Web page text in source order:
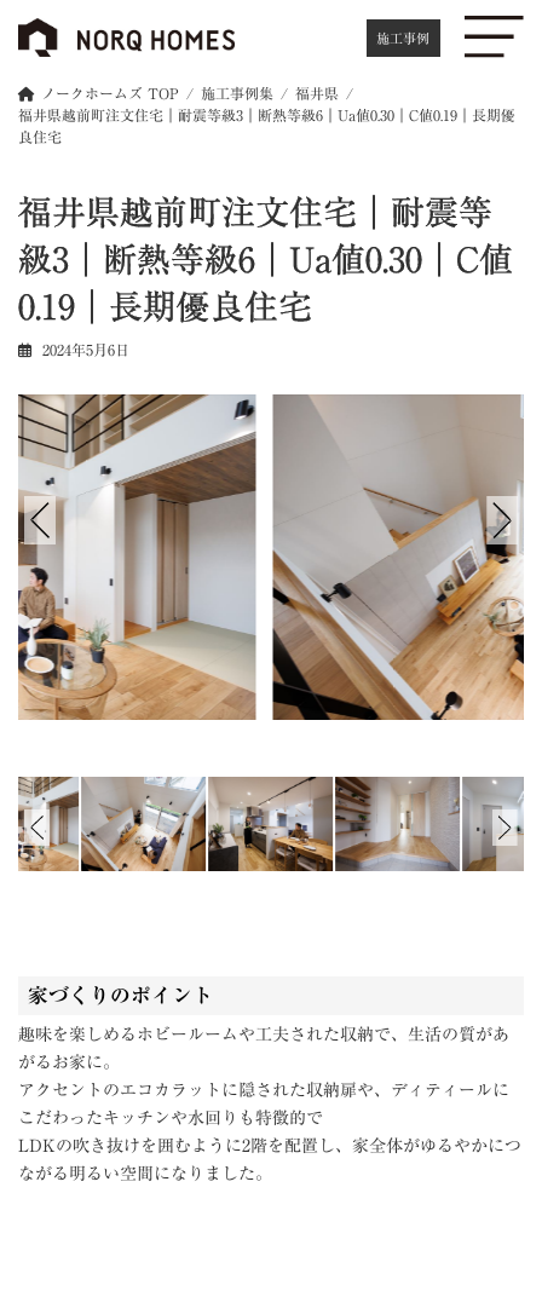
施工事例
ノークホームズ TOP 施工事例集
福井県
福井県越前町注文住宅｜耐震等級3｜断熱等級6｜Ua値0.30｜C値0.19｜長期優
良住宅
福井県越前町注文住宅｜耐震等
級3｜断熱等級6｜Ua値0.30｜C値
0.19｜長期優良住宅
2024年5月6日
家づくりのポイント
趣味を楽しめるホビールームや工夫された収納で、生活の質があ
がるお家に。
アクセントのエコカラットに隠された収納扉や、ディティールに
こだわったキッチンや水回りも特徴的で
LDKの吹き抜けを囲むように2階を配置し、家全体がゆるやかにつ
ながる明るい空間になりました。